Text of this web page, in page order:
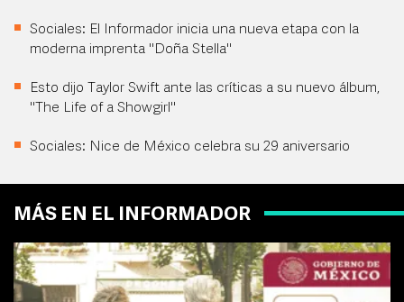
Sociales: El Informador inicia una nueva etapa con la
moderna imprenta "Doña Stella"
Esto dijo Taylor Swift ante las críticas a su nuevo álbum,
"The Life of a Showgirl"
Sociales: Nice de México celebra su 29 aniversario
MÁS EN EL INFORMADOR